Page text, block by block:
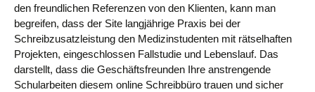
den freundlichen Referenzen von den Klienten, kann man
begreifen, dass der Site langjährige Praxis bei der
Schreibzusatzleistung den Medizinstudenten mit rätselhaften
Projekten, eingeschlossen Fallstudie und Lebenslauf. Das
darstellt, dass die Geschäftsfreunden Ihre anstrengende
Schularbeiten diesem online Schreibbüro trauen und sicher